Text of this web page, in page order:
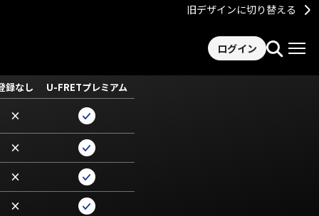
旧デザインに切り替える
ログイン
録なし U-FRETプレミアム
×
×
×
×